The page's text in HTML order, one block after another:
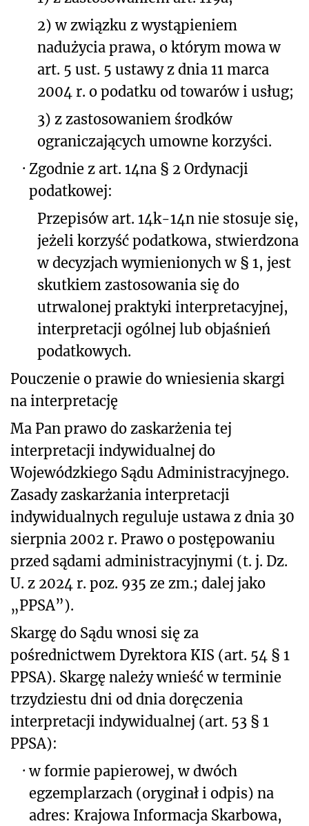
2) w związku z wystąpieniem
nadużycia prawa, o którym mowa w
art. 5 ust. 5 ustawy z dnia 11 marca
2004 r. o podatku od towarów i usług;
3) z zastosowaniem środków
ograniczających umowne korzyści.
· Zgodnie z art. 14na § 2 Ordynacji
podatkowej:
Przepisów art. 14k-14n nie stosuje się,
jeżeli korzyść podatkowa, stwierdzona
w decyzjach wymienionych w § 1, jest
skutkiem zastosowania się do
utrwalonej praktyki interpretacyjnej,
interpretacji ogólnej lub objaśnień
podatkowych.
Pouczenie o prawie do wniesienia skargi
na interpretację
Ma Pan prawo do zaskarżenia tej
interpretacji indywidualnej do
Wojewódzkiego Sądu Administracyjnego.
Zasady zaskarżania interpretacji
indywidualnych reguluje ustawa z dnia 30
sierpnia 2002 r. Prawo o postępowaniu
przed sądami administracyjnymi (t. j. Dz.
U. z 2024 r. poz. 935 ze zm.; dalej jako
„PPSA”).
Skargę do Sądu wnosi się za
pośrednictwem Dyrektora KIS (art. 54 § 1
PPSA). Skargę należy wnieść w terminie
trzydziestu dni od dnia doręczenia
interpretacji indywidualnej (art. 53 § 1
PPSA):
· w formie papierowej, w dwóch
egzemplarzach (oryginał i odpis) na
adres: Krajowa Informacja Skarbowa,